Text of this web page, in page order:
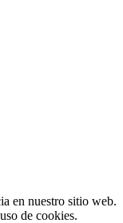
en nuestro sitio web.
de cookies.